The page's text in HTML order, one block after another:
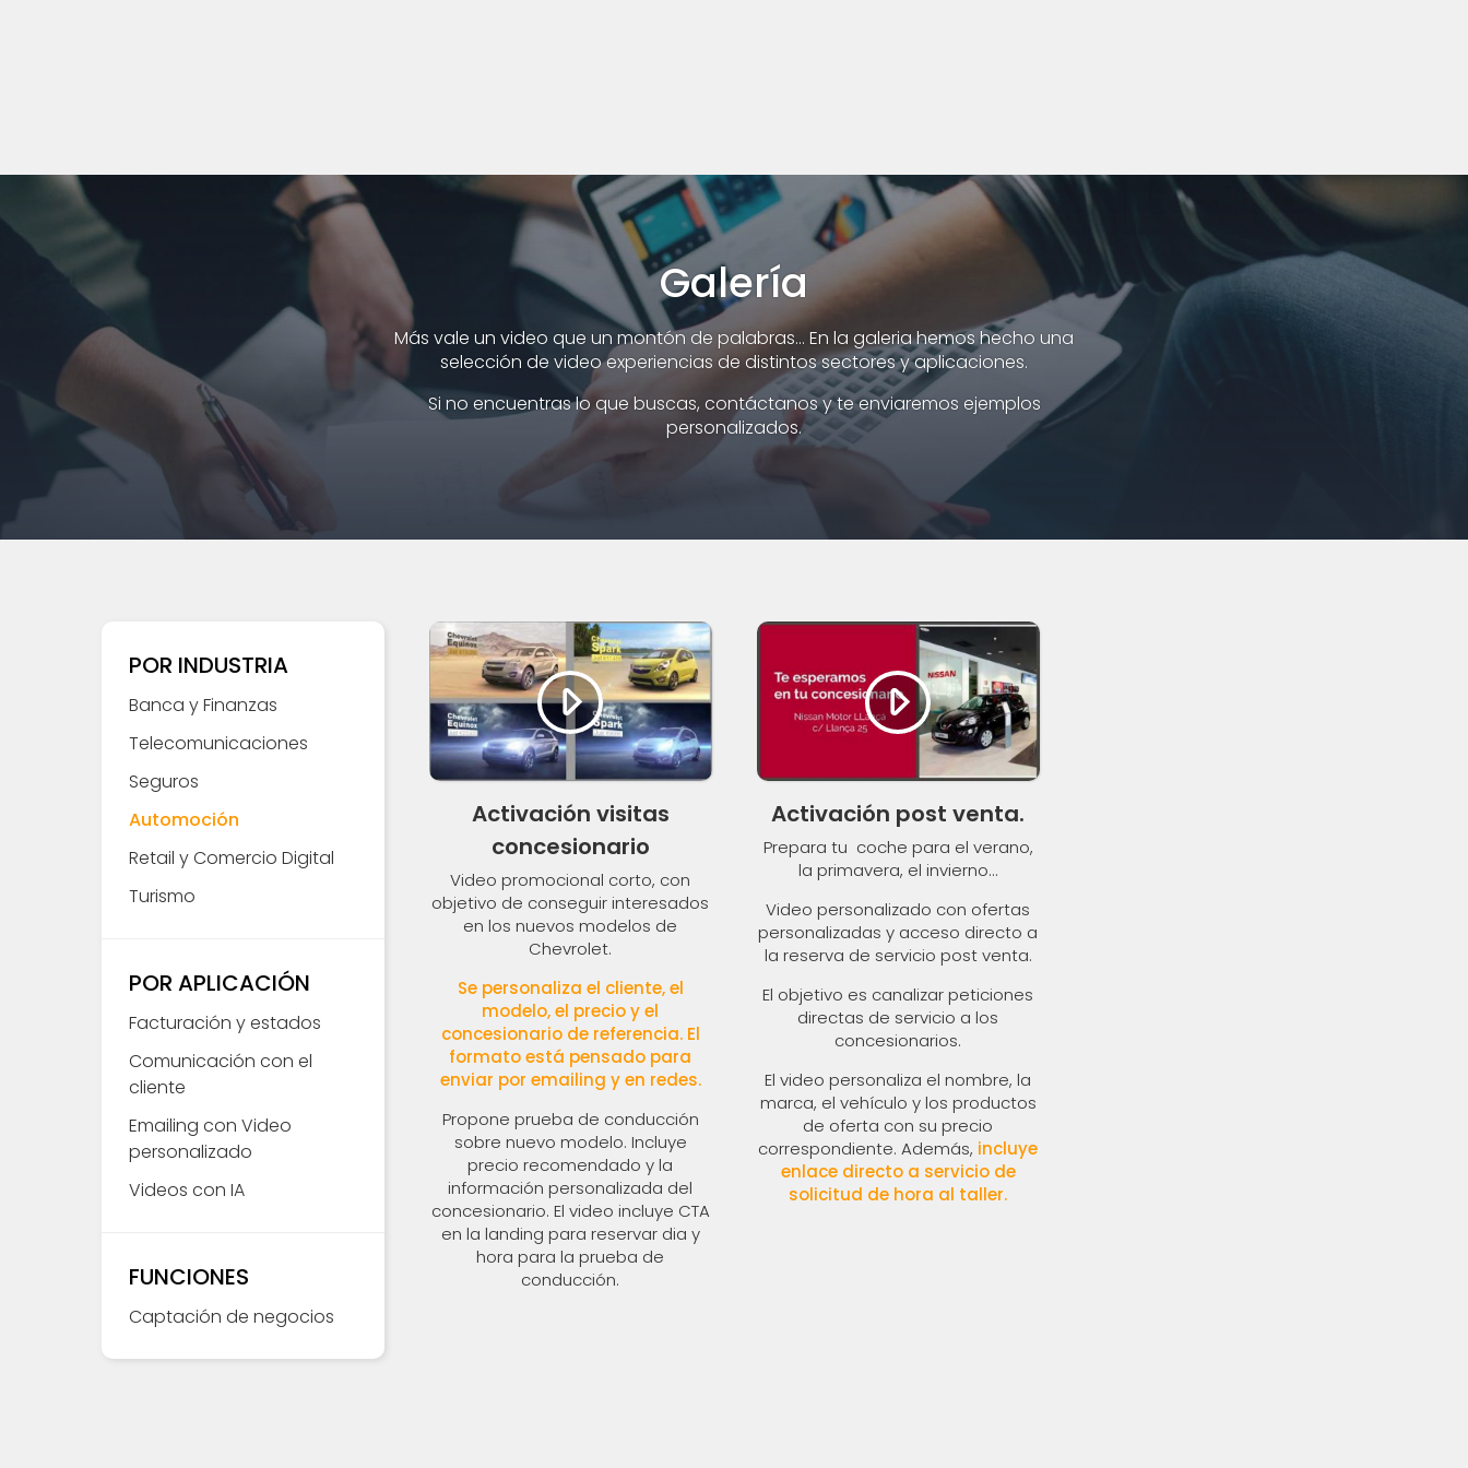
Galería
Más vale un video que un montón de palabras... En la galeria hemos hecho una
selección de video experiencias de distintos sectores y aplicaciones.
Si no encuentras lo que buscas, contáctanos y te enviaremos ejemplos
personalizados.
POR INDUSTRIA
Banca y Finanzas
Telecomunicaciones
Seguros
Automoción
Retail y Comercio Digital
Turismo
POR APLICACIÓN
Facturación y estados
Comunicación con el
cliente
Emailing con Video
personalizado
Videos con IA
FUNCIONES
Captación de negocios
Activación visitas
concesionario
Video promocional corto, con
objetivo de conseguir interesados
en los nuevos modelos de
Chevrolet.
Se personaliza el cliente, el
modelo, el precio y el
concesionario de referencia. El
formato está pensado para
enviar por emailing y en redes.
Propone prueba de conducción
sobre nuevo modelo. Incluye
precio recomendado y la
información personalizada del
concesionario. El video incluye CTA
en la landing para reservar dia y
hora para la prueba de
conducción.
Activación post venta.
Prepara tu coche para el verano,
la primavera, el invierno...
Video personalizado con ofertas
personalizadas y acceso directo a
la reserva de servicio post venta.
El objetivo es canalizar peticiones
directas de servicio a los
concesionarios.
El video personaliza el nombre, la
marca, el vehículo y los productos
de oferta con su precio
correspondiente. Además, incluye
enlace directo a servicio de
solicitud de hora al taller.